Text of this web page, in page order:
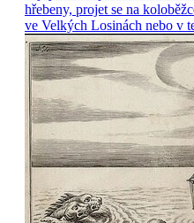
hřebeny, projet se na
ve Velkých Losinách nebo v